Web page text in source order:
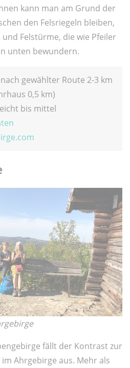
kann man am Grund der
den Felsriegeln bleiben,
Felstürme, die wie Pfeiler
unten bewundern.
gewählter Route 2-3 km
0,5 km)
bis mittel
fällt der Kontrast zur
Ahrgebirge aus. Mehr als